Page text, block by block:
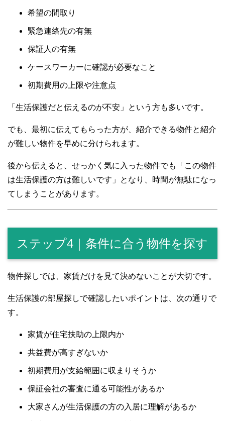
希望の間取り
緊急連絡先の有無
保証人の有無
ケースワーカーに確認が必要なこと
初期費用の上限や注意点
「生活保護だと伝えるのが不安」という方も多いです。
でも、最初に伝えてもらった方が、紹介できる物件と紹介
が難しい物件を早めに分けられます。
後から伝えると、せっかく気に入った物件でも「この物件
は生活保護の方は難しいです」となり、時間が無駄になっ
てしまうことがあります。
ステップ4｜条件に合う物件を探す
物件探しでは、家賃だけを見て決めないことが大切です。
生活保護の部屋探しで確認したいポイントは、次の通りで
す。
家賃が住宅扶助の上限内か
共益費が高すぎないか
初期費用が支給範囲に収まりそうか
保証会社の審査に通る可能性があるか
大家さんが生活保護の方の入居に理解があるか